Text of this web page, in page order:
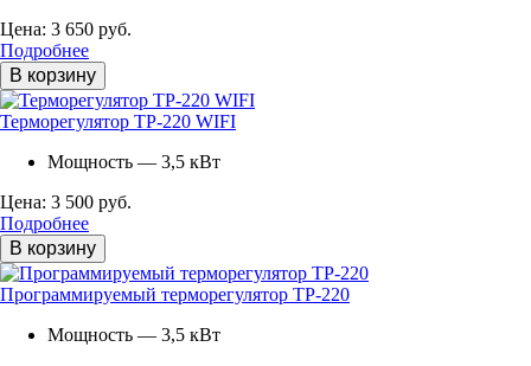
Цена: 3 650 руб.
Подробнее
В корзину
Терморегулятор ТР-220 WIFI
Мощность — 3,5 кВт
Цена: 3 500 руб.
Подробнее
В корзину
Программируемый терморегулятор ТР-220
Мощность — 3,5 кВт